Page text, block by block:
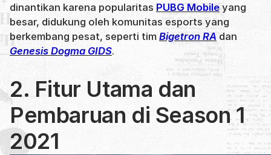
dinantikan karena popularitas PUBG Mobileyang
besar, didukung oleh komunitas esports yang
berkembang pesat, seperti timBigetron RAdan
Genesis Dogma GIDS.
2. Fitur Utama dan
Pembaruan di Season 1
2021